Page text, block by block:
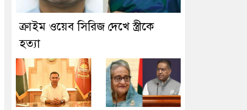
ক্রাইম ওয়েব সিরিজ দেখে স্ত্রীকে
হত্যা